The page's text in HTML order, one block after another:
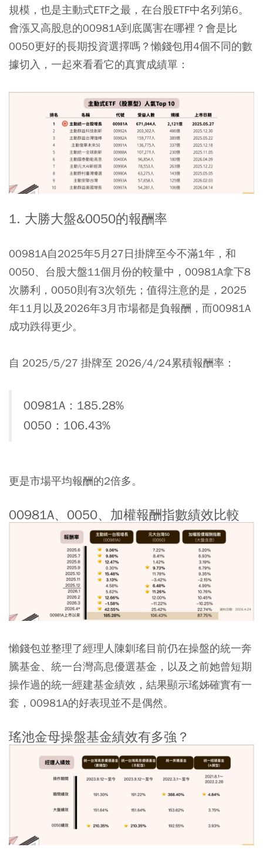
規模，也是主動式ETF之最，在台股ETF中名列第6。
會漲又高股息的00981A到底厲害在哪裡？會是比
0050更好的長期投資選擇嗎？懶錢包用4個不同的數
據切入，一起來看看它的真實成績單：
1. 大勝大盤&0050的報酬率
00981A自2025年5月27日掛牌至今不滿1年，和
0050、台股大盤11個月份的較量中，00981A拿下8
次勝利，0050則有3次領先；值得注意的是，2025
年11月以及2026年3月市場都是負報酬，而00981A
成功跌得更少。
自 2025/5/27 掛牌至 2026/4/24累積報酬率：
00981A：185.28%
0050：106.43%
更是市場平均報酬的2倍多。
00981A、0050、加權報酬指數績效比較
懶錢包並整理了經理人陳釧瑤目前仍在操盤的統一奔
騰基金、統一台灣高息優選基金，以及之前她曾短期
操作過的統一經建基金績效，結果顯示瑤姊確實有一
套，00981A的好表現並不是偶然。
瑤池金母操盤基金績效有多強？